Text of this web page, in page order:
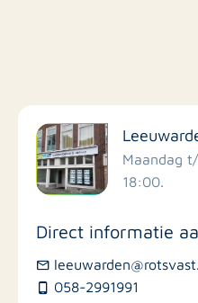
Filter op faciliteiten
Scholen
Busstations
Maandag
18:00.
Direct informatie
058-2991991